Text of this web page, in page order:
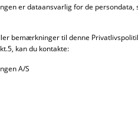
er dataansvarlig for de
bemærkninger til denne
kan du kontakte:
A/S